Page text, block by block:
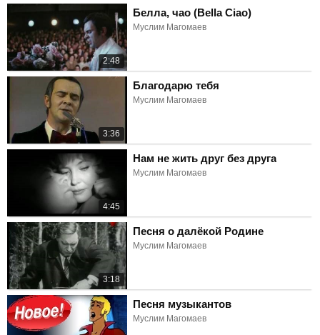
2:48
Белла, чао (Bella Ciao)
Муслим Магомаев
3:36
Благодарю тебя
Муслим Магомаев
4:45
Нам не жить друг без друга
Муслим Магомаев
3:18
Песня о далёкой Родине
Муслим Магомаев
Песня музыкантов
Муслим Магомаев